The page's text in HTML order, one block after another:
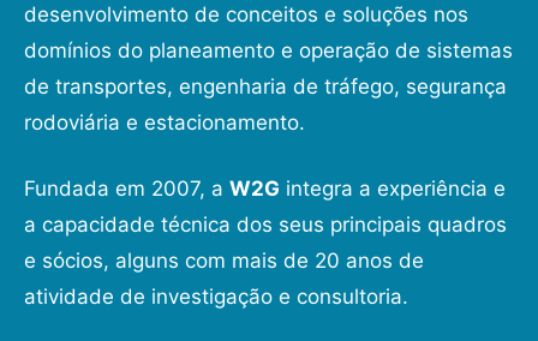
desenvolvimento de conceitos e soluções nos
domínios do planeamento e operação de sistemas
de transportes, engenharia de tráfego, segurança
rodoviária e estacionamento.
Fundada em 2007, a W2G integra a experiência e
a capacidade técnica dos seus principais quadros
e sócios, alguns com mais de 20 anos de
atividade de investigação e consultoria.